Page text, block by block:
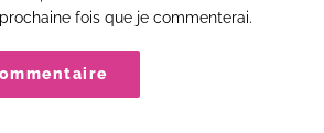
fois que je commenterai.